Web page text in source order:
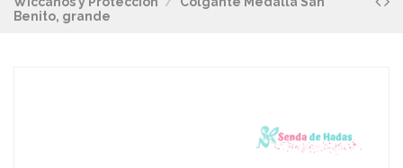
Benito, grande